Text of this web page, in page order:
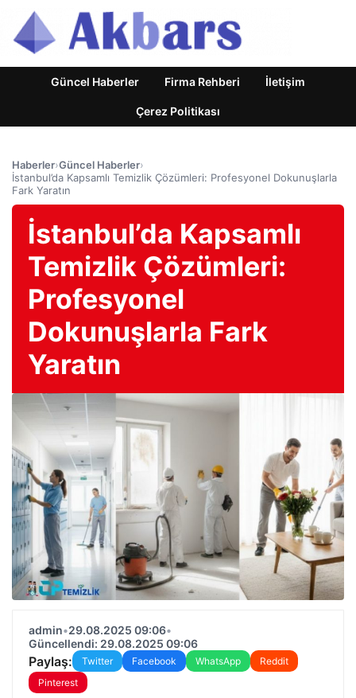
Güncel Haberler Firma Rehberi İletişim
Çerez Politikası
Haberler›Güncel Haberler›
İstanbul’da Kapsamlı Temizlik Çözümleri: Profesyonel Dokunuşlarla
Fark Yaratın
İstanbul’da Kapsamlı
Temizlik Çözümleri:
Profesyonel
Dokunuşlarla Fark
Yaratın
admin•29.08.2025 09:06•
Güncellendi: 29.08.2025 09:06
Paylaş: Twitter Facebook WhatsApp
Reddit
Pinterest